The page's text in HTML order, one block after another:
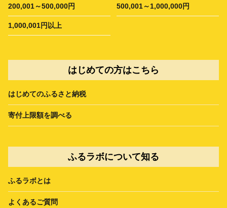
200,001～500,000円 500,001～1,000,000円
1,000,001円以上
はじめての方はこちら
はじめてのふるさと納税
寄付上限額を調べる
ふるラボについて知る
ふるラボとは
よくあるご質問